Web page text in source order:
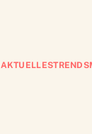
AKTUELLESTRENDS